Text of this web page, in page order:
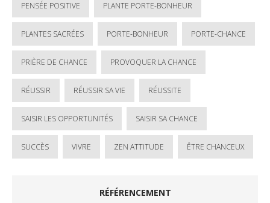
PENSÉE POSITIVE PLANTE PORTE-BONHEUR
PLANTES SACRÉES PORTE-BONHEUR PORTE-CHANCE
PRIÈRE DE CHANCE PROVOQUER LA CHANCE
RÉUSSIR RÉUSSIR SA VIE RÉUSSITE
SAISIR LES OPPORTUNITÉS SAISIR SA CHANCE
SUCCÈS VIVRE ZEN ATTITUDE ÊTRE CHANCEUX
RÉFÉRENCEMENT